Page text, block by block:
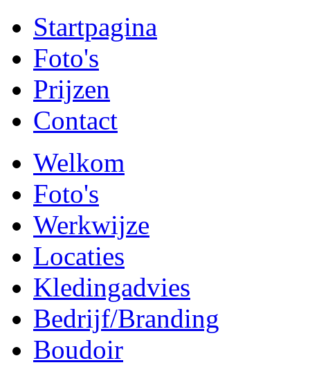
Startpagina
Foto's
Prijzen
Contact
Welkom
Foto's
Werkwijze
Locaties
Kledingadvies
Bedrijf/Branding
Boudoir